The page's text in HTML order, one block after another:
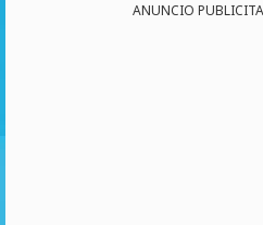
ANUNCIO